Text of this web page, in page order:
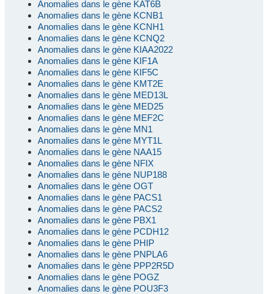
Anomalies dans le gène KAT6B
Anomalies dans le gène KCNB1
Anomalies dans le gène KCNH1
Anomalies dans le gène KCNQ2
Anomalies dans le gène KIAA2022
Anomalies dans le gène KIF1A
Anomalies dans le gène KIF5C
Anomalies dans le gène KMT2E
Anomalies dans le gène MED13L
Anomalies dans le gène MED25
Anomalies dans le gène MEF2C
Anomalies dans le gène MN1
Anomalies dans le gène MYT1L
Anomalies dans le gène NAA15
Anomalies dans le gène NFIX
Anomalies dans le gène NUP188
Anomalies dans le gène OGT
Anomalies dans le gène PACS1
Anomalies dans le gène PACS2
Anomalies dans le gène PBX1
Anomalies dans le gène PCDH12
Anomalies dans le gène PHIP
Anomalies dans le gène PNPLA6
Anomalies dans le gène PPP2R5D
Anomalies dans le gène POGZ
Anomalies dans le gène POU3F3